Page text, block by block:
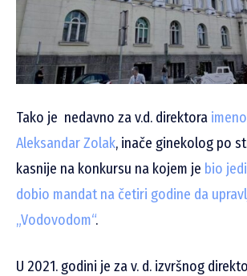
Tako je nedavno za v.d. direktora
Aleksandar Zolak, inače ginekolog po
kasnije na konkursu na kojem je bio
dobio mandat na četiri godine da
„Vodovodom“.
U 2021. godini je za v. d. izvršnog